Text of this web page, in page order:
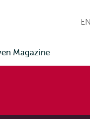
EN
Magazine